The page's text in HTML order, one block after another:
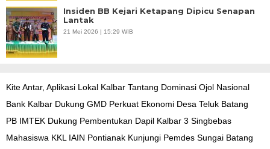
Insiden BB Kejari Ketapang Dipicu Senapan
Lantak
21 Mei 2026 | 15:29 WIB
Kite Antar, Aplikasi Lokal Kalbar Tantang Dominasi Ojol Nasional
Bank Kalbar Dukung GMD Perkuat Ekonomi Desa Teluk Batang
PB IMTEK Dukung Pembentukan Dapil Kalbar 3 Singbebas
Mahasiswa KKL IAIN Pontianak Kunjungi Pemdes Sungai Batang